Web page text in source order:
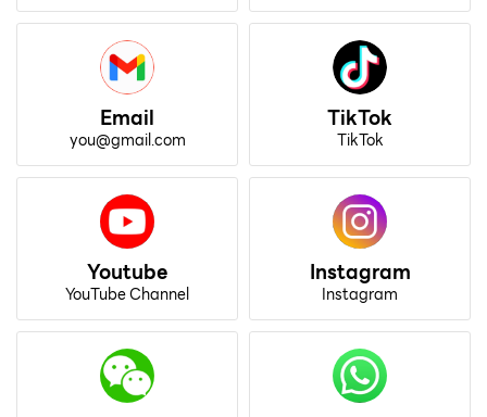
Email
you@gmail.com
TikTok
TikTok
Youtube
YouTube Channel
Instagram
Instagram